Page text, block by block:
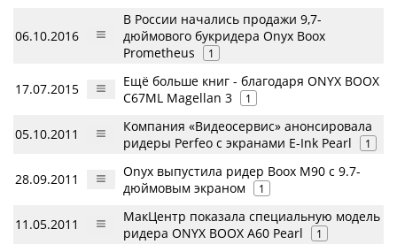
06.10.2016
В России начались продажи 9,7-
дюймового букридера Onyx Boox
Prometheus
1
17.07.2015
Ещё больше книг - благодаря ONYX BOOX
C67ML Magellan 3
1
05.10.2011
Компания «Видеосервис» анонсировала
ридеры Perfeo с экранами E-Ink Pearl
1
28.09.2011
Onyx выпустила ридер Boox M90 с 9.7-
дюймовым экраном
1
11.05.2011
МакЦентр показала специальную модель
ридера ONYX BOOX A60 Pearl
1